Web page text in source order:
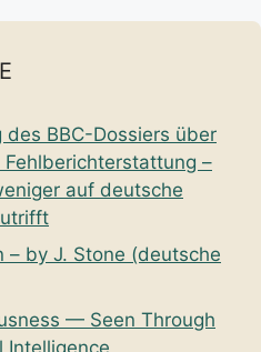
BBC-Dossiers über
–
auf deutsche
– by J. Stone (deutsche
— Seen Through
Intelligence